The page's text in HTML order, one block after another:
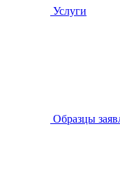
Услуги
Образцы